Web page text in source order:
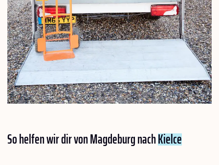
So helfen wir dir von Magdeburg nachKielce